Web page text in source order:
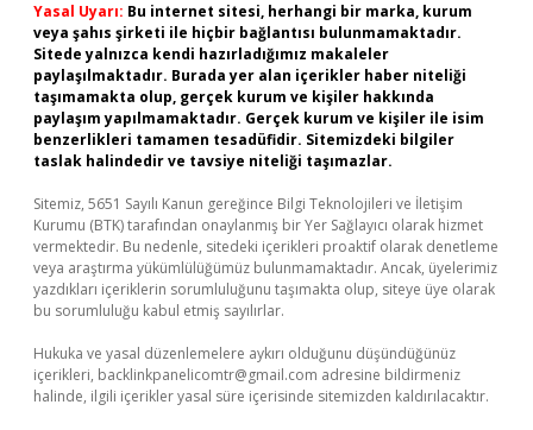
Yasal Uyarı: Bu internet sitesi, herhangi bir marka, kurum
veya şahıs şirketi ile hiçbir bağlantısı bulunmamaktadır.
Sitede yalnızca kendi hazırladığımız makaleler
paylaşılmaktadır. Burada yer alan içerikler haber niteliği
taşımamakta olup, gerçek kurum ve kişiler hakkında
paylaşım yapılmamaktadır. Gerçek kurum ve kişiler ile isim
benzerlikleri tamamen tesadüfidir. Sitemizdeki bilgiler
taslak halindedir ve tavsiye niteliği taşımazlar.
Sitemiz, 5651 Sayılı Kanun gereğince Bilgi Teknolojileri ve İletişim
Kurumu (BTK) tarafından onaylanmış bir Yer Sağlayıcı olarak hizmet
vermektedir. Bu nedenle, sitedeki içerikleri proaktif olarak denetleme
veya araştırma yükümlülüğümüz bulunmamaktadır. Ancak, üyelerimiz
yazdıkları içeriklerin sorumluluğunu taşımakta olup, siteye üye olarak
bu sorumluluğu kabul etmiş sayılırlar.
Hukuka ve yasal düzenlemelere aykırı olduğunu düşündüğünüz
içerikleri, backlinkpanelicomtr@gmail.com adresine bildirmeniz
halinde, ilgili içerikler yasal süre içerisinde sitemizden kaldırılacaktır.